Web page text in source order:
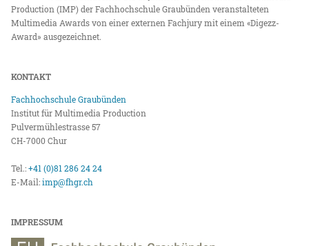
Production (IMP) der Fachhochschule Graubünden veranstalteten
Multimedia Awards von einer externen Fachjury mit einem «Digezz-
Award» ausgezeichnet.
KONTAKT
Fachhochschule Graubünden
Institut für Multimedia Production
Pulvermühlestrasse 57
CH-7000 Chur
Tel.:+41 (0)81 286 24 24
E-Mail:imp@fhgr.ch
IMPRESSUM